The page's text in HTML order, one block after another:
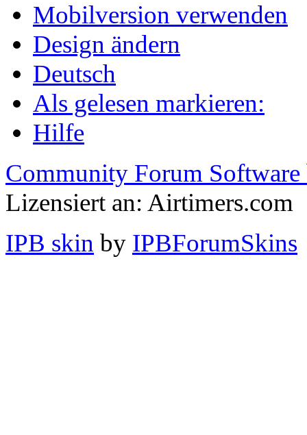
Mobilversion verwenden
Design ändern
Deutsch
Als gelesen markieren:
Hilfe
Community Forum Software
Lizensiert an: Airtimers.com
IPB skin by IPBForumSkins